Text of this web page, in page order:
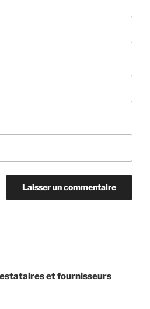
et fournisseurs